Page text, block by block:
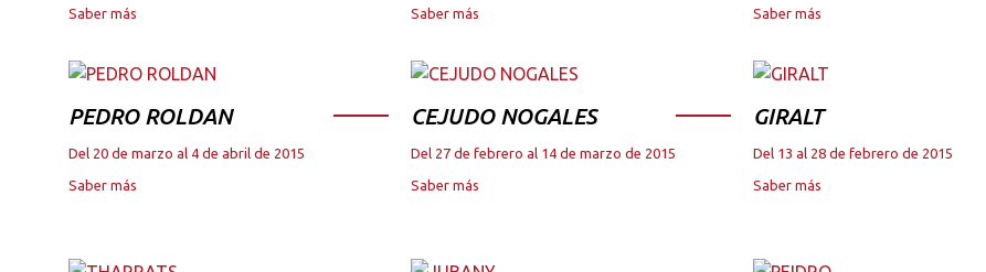
Saber más Saber más Saber más
PEDRO ROLDAN
Del 20 de marzo al 4 de abril de 2015
Saber más
CEJUDO NOGALES
Del 27 de febrero al 14 de marzo de 2015
Saber más
GIRALT
Del 13 al 28 de febrero de 2015
Saber más